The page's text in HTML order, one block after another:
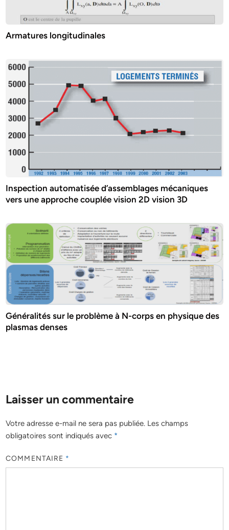
Armatures longitudinales
Inspection automatisée d’assemblages mécaniques
vers une approche couplée vision 2D vision 3D
Généralités sur le problème à N-corps en physique des
plasmas denses
Laisser un commentaire
Votre adresse e-mail ne sera pas publiée. Les champs
obligatoires sont indiqués avec *
COMMENTAIRE *